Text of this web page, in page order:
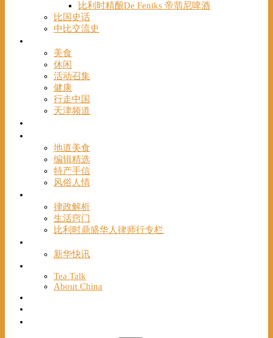
比利时精酿De Feniks 帝翡尼啤酒
比国史话
中比交流史
美食
休闲
活动召集
健康
行走中国
天津频道
地道美食
编辑精选
特产手信
风俗人情
律政解析
生活窍门
比利时鼎盛华人律师行专栏
新华快讯
Tea Talk
About China